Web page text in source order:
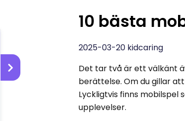
10 bästa
2025-03-20 kidcaring
Det tar två är ett välkänt
berättelse. Om du gillar
Lyckligtvis finns
upplevelser.